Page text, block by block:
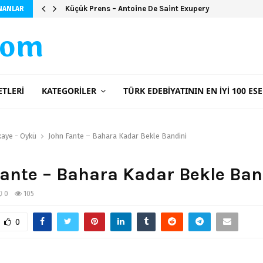
Küçük Prens – Antoine De Saint Exupery
KATEGORILER TÜRK EDEBIYATININ EN İYI 100
- Öykü John Fante – Bahara Kadar Bekle Bandini
– Bahara Kadar Bekle
0 105
0